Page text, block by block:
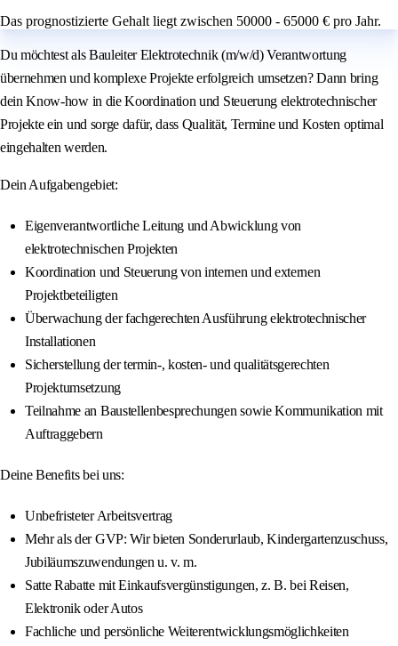
Das prognostizierte Gehalt liegt zwischen 50000 - 65000 € pro Jahr.
Du möchtest als Bauleiter Elektrotechnik (m/w/d) Verantwortung
übernehmen und komplexe Projekte erfolgreich umsetzen? Dann bring
dein Know-how in die Koordination und Steuerung elektrotechnischer
Projekte ein und sorge dafür, dass Qualität, Termine und Kosten optimal
eingehalten werden.
Dein Aufgabengebiet:
Eigenverantwortliche Leitung und Abwicklung von
elektrotechnischen Projekten
Koordination und Steuerung von internen und externen
Projektbeteiligten
Überwachung der fachgerechten Ausführung elektrotechnischer
Installationen
Sicherstellung der termin-, kosten- und qualitätsgerechten
Projektumsetzung
Teilnahme an Baustellenbesprechungen sowie Kommunikation mit
Auftraggebern
Deine Benefits bei uns:
Unbefristeter Arbeitsvertrag
Mehr als der GVP: Wir bieten Sonderurlaub, Kindergartenzuschuss,
Jubiläumszuwendungen u. v. m.
Satte Rabatte mit Einkaufsvergünstigungen, z. B. bei Reisen,
Elektronik oder Autos
Fachliche und persönliche Weiterentwicklungsmöglichkeiten